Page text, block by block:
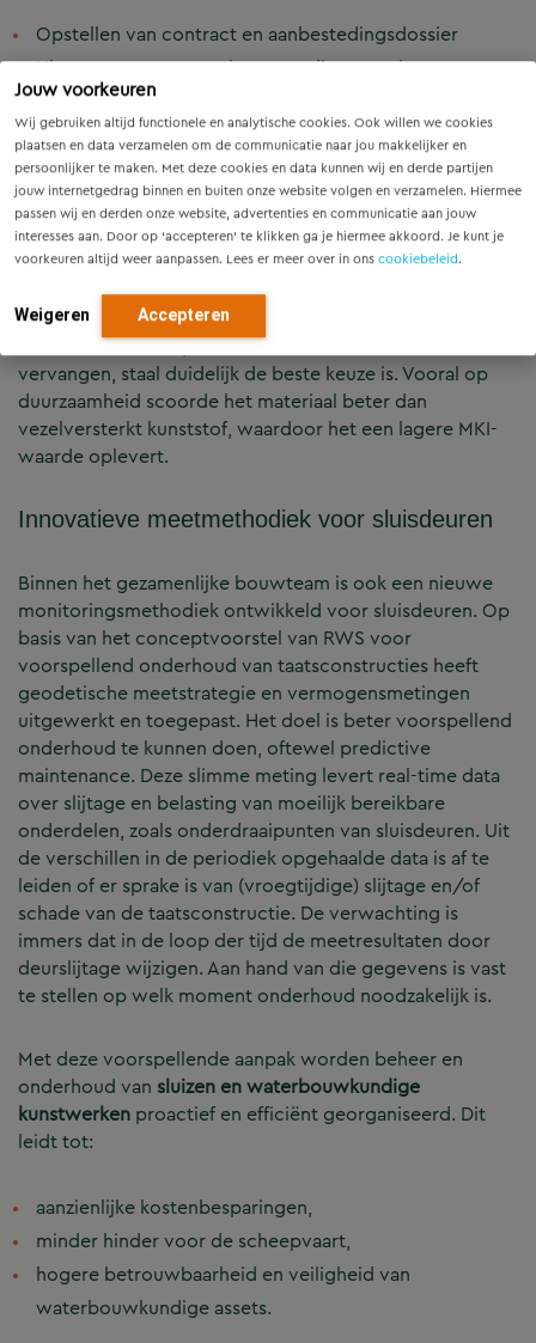
Jouw voorkeuren
Wij gebruiken altijd functionele en analytische cookies. Ook willen we cookies
plaatsen en data verzamelen om de communicatie naar jou makkelijker en
persoonlijker te maken. Met deze cookies en data kunnen wij en derde partijen
jouw internetgedrag binnen en buiten onze website volgen en verzamelen. Hiermee
passen wij en derden onze website, advertenties en communicatie aan jouw
interesses aan. Door op ‘accepteren’ te klikken ga je hiermee akkoord. Je kunt je
voorkeuren altijd weer aanpassen. Lees er meer over in ons cookiebeleid.
Weigeren Accepteren
Opstellen van contract en aanbestedingsdossier
Uitvoeren van een variantenstudie voor nieuwe
sluisdeuren
Vergelijking tussen stalen deuren en VVK‑deuren
(vezelversterkt kunststof)
Bepalen van klanteisen en ontwerpuitgangspunten
Maken van referentieontwerpen, MKI‑berekening en
SSK‑raming
Uit zowel de kwalitatieve als kwantitatieve analyse bleek
dat in deze situatie, waar alleen de deuren werden
vervangen, staal duidelijk de beste keuze is. Vooral op
duurzaamheid scoorde het materiaal beter dan
vezelversterkt kunststof, waardoor het een lagere MKI-
waarde oplevert.
Innovatieve meetmethodiek voor sluisdeuren
Binnen het gezamenlijke bouwteam is ook een nieuwe
monitoringsmethodiek ontwikkeld voor sluisdeuren. Op
basis van het conceptvoorstel van RWS voor
voorspellend onderhoud van taatsconstructies heeft
geodetische meetstrategie en vermogensmetingen
uitgewerkt en toegepast. Het doel is beter voorspellend
onderhoud te kunnen doen, oftewel predictive
maintenance. Deze slimme meting levert real-time data
over slijtage en belasting van moeilijk bereikbare
onderdelen, zoals onderdraaipunten van sluisdeuren. Uit
de verschillen in de periodiek opgehaalde data is af te
leiden of er sprake is van (vroegtijdige) slijtage en/of
schade van de taatsconstructie. De verwachting is
immers dat in de loop der tijd de meetresultaten door
deurslijtage wijzigen. Aan hand van die gegevens is vast
te stellen op welk moment onderhoud noodzakelijk is.
Met deze voorspellende aanpak worden beheer en
onderhoud van sluizen en waterbouwkundige
kunstwerken proactief en efficiënt georganiseerd. Dit
leidt tot:
aanzienlijke kostenbesparingen,
minder hinder voor de scheepvaart,
hogere betrouwbaarheid en veiligheid van
waterbouwkundige assets.